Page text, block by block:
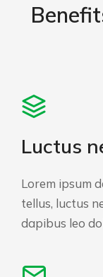
Luctus
Lorem ipsum
tellus, luctus
dapibus leo